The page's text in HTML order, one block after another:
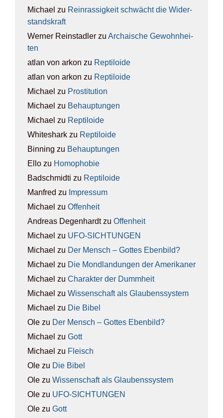
Michael zu Rein­ras­sig­keit schwächt die Wider­
stands­kraft
Werner Reinstadler zu Archai­sche Gewohn­hei­
ten
atlan von arkon zu Rep­ti­lo­ide
atlan von arkon zu Rep­ti­lo­ide
Michael zu Pro­sti­tu­ti­on
Michael zu Behaup­tun­gen
Michael zu Rep­ti­lo­ide
Whiteshark zu Rep­ti­lo­ide
Binning zu Behaup­tun­gen
Ello zu Homo­pho­bie
Badschmidti zu Rep­ti­lo­ide
Manfred zu Impres­sum
Michael zu Offen­heit
Andreas Degenhardtzu Offen­heit
Michael zu UFO-SICH­TUN­GEN
Michael zu Der Mensch – Got­tes Eben­bild?
Michael zu Die Mond­lan­dun­gen der Ame­ri­ka­ner
Michael zu Cha­rak­ter der Dumm­heit
Michael zu Wis­sen­schaft als Glau­bens­sys­tem
Michael zu Die Bibel
Ole zu Der Mensch – Got­tes Eben­bild?
Michael zu Gott
Michael zu Fleisch
Ole zu Die Bibel
Ole zu Wis­sen­schaft als Glau­bens­sys­tem
Ole zu UFO-SICH­TUN­GEN
Ole zu Gott